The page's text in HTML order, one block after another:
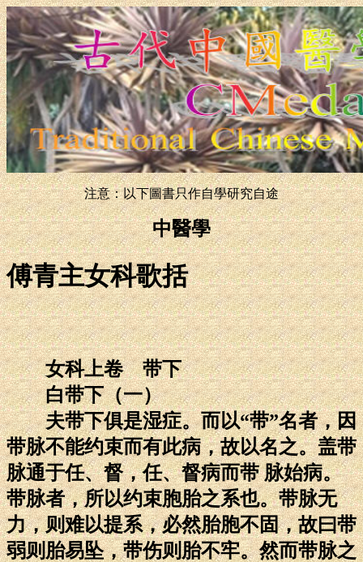
注意：以下圖書只作自學研究自途
中醫學
傅青主女科歌括
女科上卷 带下
白带下（一）
夫带下俱是湿症。而以“带”名者，因
带脉不能约束而有此病，故以名之。盖带
脉通于任、督，任、督病而带 脉始病。
带脉者，所以约束胞胎之系也。带脉无
力，则难以提系，必然胎胞不固，故曰带
弱则胎易坠，带伤则胎不牢。然而带脉之